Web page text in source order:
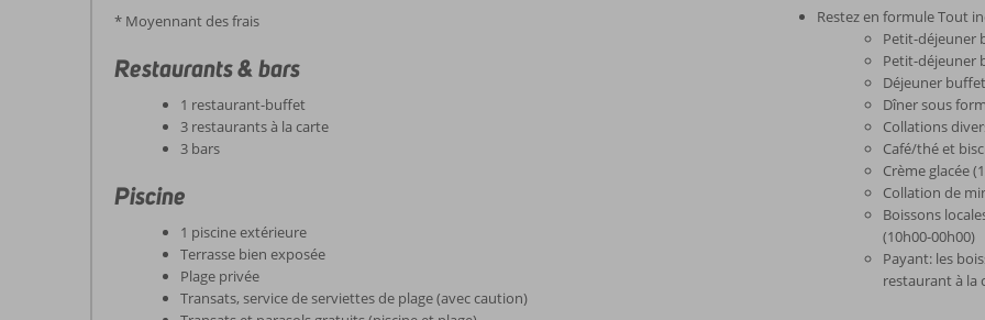
* Moyennant des frais
Restaurants & bars
1 restaurant-buffet
3 restaurants à la carte
3 bars
Piscine
1 piscine extérieure
Terrasse bien exposée
Plage privée
Transats, service de serviettes de plage (avec caution)
Restez en formule Tout
Petit-déjeuner
Petit-déjeuner
Déjeuner
Dîner sous
Collations
Café/thé et
Crème glacée
Collation de
Boissons
(10h00-00h00)
Payant: les
restaurant à la